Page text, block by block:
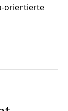
orientierte